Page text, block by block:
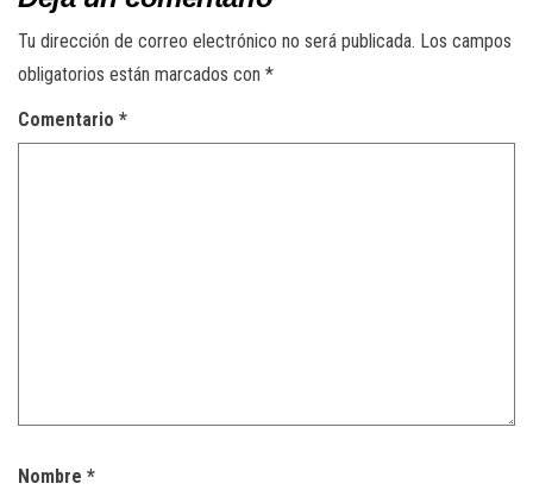
Tu dirección de correo electrónico no será publicada. Los campos
obligatorios están marcados con *
Comentario *
Nombre *